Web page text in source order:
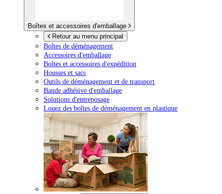
Boîtes et accessoires d'emballage
Retour au menu principal
Boîtes de déménagement
Accessoires d'emballage
Boîtes et accessoires d'expédition
Housses et sacs
Outils de déménagement et de transport
Bande adhésive d'emballage
Solutions d'entreposage
Louez des boîtes de déménagement en plastique